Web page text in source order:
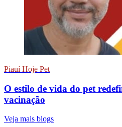
Piauí Hoje Pet
O estilo de vida do pet
vacinação
Veja mais blogs